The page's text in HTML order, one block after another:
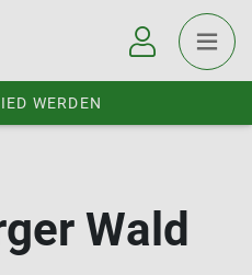
WERDEN
Wald